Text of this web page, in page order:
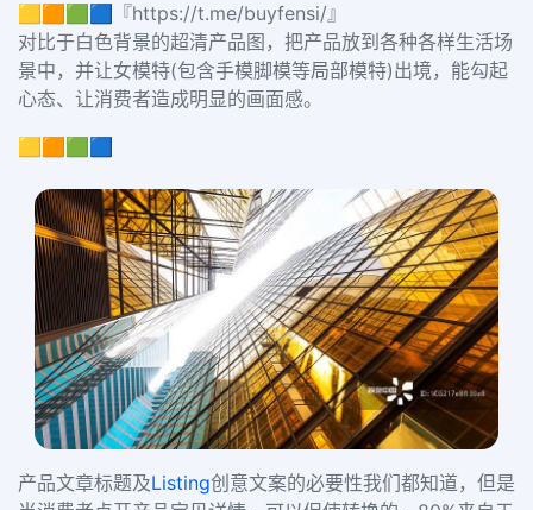
🟨🟧🟩🟦『https://t.me/buyfensi/』
对比于白色背景的超清产品图，把产品放到各种各样生活场
景中，并让女模特(包含手模脚模等局部模特)出境，能勾起
心态、让消费者造成明显的画面感。
🟨🟧🟩🟦
产品文章标题及Listing创意文案的必要性我们都知道，但是